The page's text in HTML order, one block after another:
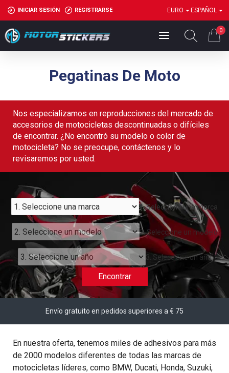
INICIAR SESIÓN REGISTRARSE EURO ESPAÑOL
0
Pegatinas De Moto
Nos especializamos en reproducciones del mercado de
accesorios de motocicletas descontinuadas o difíciles
de encontrar. ¿No encontró su modelo o color de
motocicleta? No se preocupe, contáctenos y lo
revisaremos por usted.
1. Seleccione una marca
2. Seleccione un modelo
3. Seleccione un año
Encontrar
Envío gratuito en pedidos superiores a € 75
En nuestra oferta, tenemos miles de adhesivos para más
de 2000 modelos diferentes de todas las marcas de
motocicletas líderes, como BMW, Ducati, Honda, Suzuki,